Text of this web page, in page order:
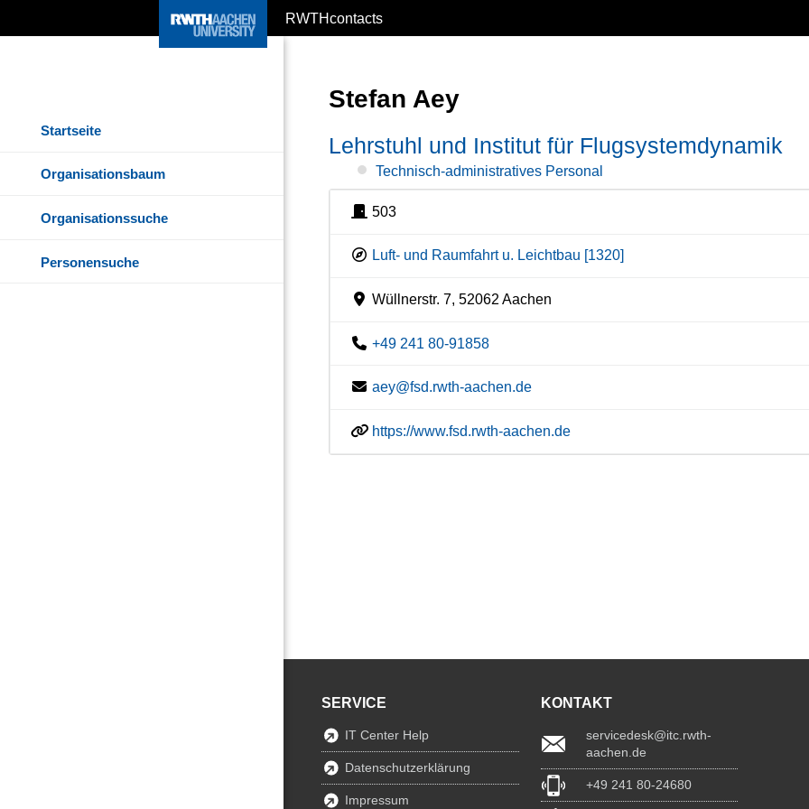
RWTHcontacts
Startseite
Organisationsbaum
Organisationssuche
Personensuche
Stefan Aey
Lehrstuhl und Institut für Flugsystemdynamik
Technisch-administratives Personal
503
Luft- und Raumfahrt u. Leichtbau [1320]
Wüllnerstr. 7, 52062 Aachen
+49 241 80-91858
aey@fsd.rwth-aachen.de
https://www.fsd.rwth-aachen.de
SERVICE
IT Center Help
Datenschutzerklärung
Impressum
KONTAKT
servicedesk@itc.rwth-
aachen.de
+49 241 80-24680